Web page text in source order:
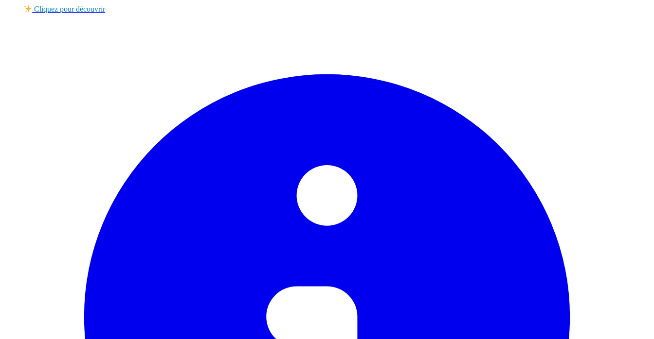
Cliquez pour découvrir